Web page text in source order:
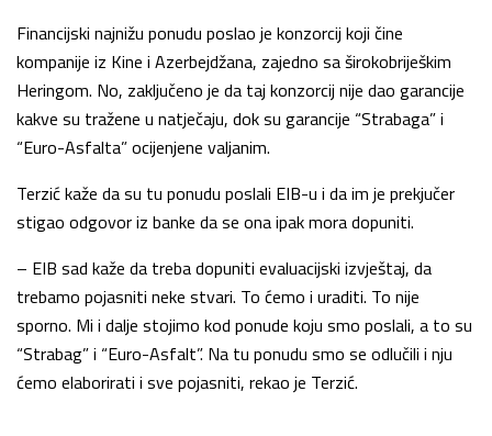
Financijski najnižu ponudu poslao je konzorcij koji čine
kompanije iz Kine i Azerbejdžana, zajedno sa širokobriješkim
Heringom. No, zaključeno je da taj konzorcij nije dao garancije
kakve su tražene u natječaju, dok su garancije “Strabaga” i
“Euro-Asfalta” ocijenjene valjanim.
Terzić kaže da su tu ponudu poslali EIB-u i da im je prekjučer
stigao odgovor iz banke da se ona ipak mora dopuniti.
– EIB sad kaže da treba dopuniti evaluacijski izvještaj, da
trebamo pojasniti neke stvari. To ćemo i uraditi. To nije
sporno. Mi i dalje stojimo kod ponude koju smo poslali, a to su
“Strabag” i “Euro-Asfalt”. Na tu ponudu smo se odlučili i nju
ćemo elaborirati i sve pojasniti, rekao je Terzić.